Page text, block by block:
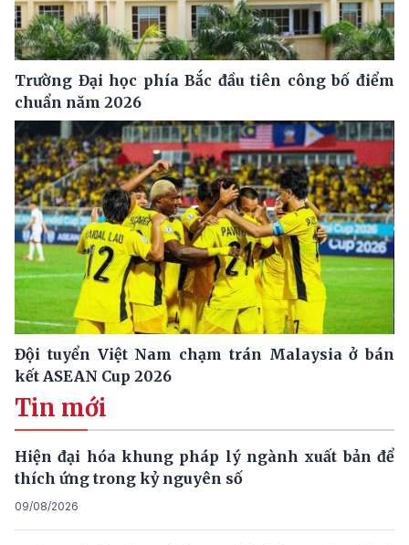
Trường Đại học phía Bắc đầu tiên công bố điểm
chuẩn năm 2026
Đội tuyển Việt Nam chạm trán Malaysia ở bán
kết ASEAN Cup 2026
Tin mới
Hiện đại hóa khung pháp lý ngành xuất bản để
thích ứng trong kỷ nguyên số
09/08/2026